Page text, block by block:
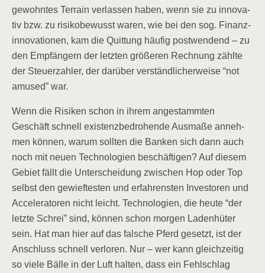
gewohn­tes Ter­rain ver­las­sen haben, wenn sie zu inno­va­
tiv bzw. zu risi­ko­be­wusst waren, wie bei den sog. Finanz­
in­no­va­tio­nen, kam die Quit­tung häu­fig post­wen­dend – zu
den Emp­fän­gern der letz­ten grö­ße­ren Rech­nung zähl­te
der Steu­er­zah­ler, der dar­über ver­ständ­li­cher­wei­se “not
amu­sed” war.
Wenn die Risi­ken schon in ihrem ange­stamm­ten
Geschäft schnell exis­tenz­be­dro­hen­de Aus­ma­ße anneh­
men kön­nen, war­um soll­ten die Ban­ken sich dann auch
noch mit neu­en Tech­no­lo­gien beschäf­ti­gen? Auf die­sem
Gebiet fällt die Unter­schei­dung zwi­schen Hop oder Top
selbst den gewief­tes­ten und erfah­rens­ten Inves­to­ren und
Acce­le­ra­to­ren nicht leicht. Tech­no­lo­gien, die heu­te “der
letz­te Schrei” sind, kön­nen schon mor­gen Laden­hü­ter
sein. Hat man hier auf das fal­sche Pferd gesetzt, ist der
Anschluss schnell ver­lo­ren. Nur – wer kann gleich­zei­tig
so vie­le Bäl­le in der Luft hal­ten, dass ein Fehl­schlag